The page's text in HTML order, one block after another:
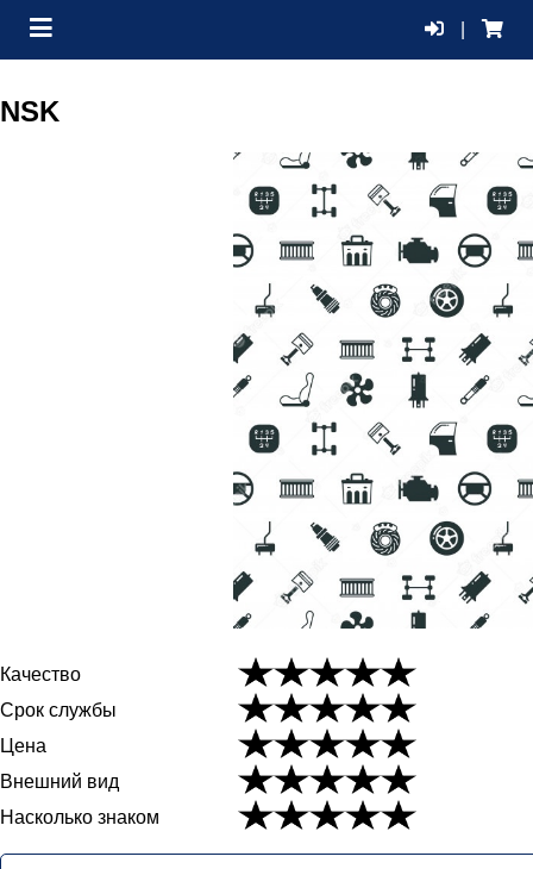
NSK
Качество
Срок службы
Цена
Внешний вид
Насколько знаком